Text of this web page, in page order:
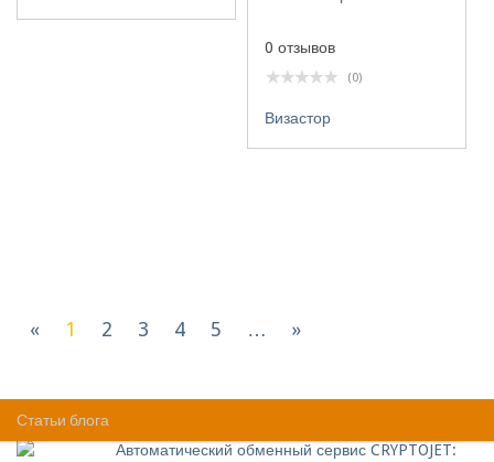
0 отзывов
(0)
Визастор
« 1 2 3 4 5 … »
Статьи блога
Автоматический обменный сервис CRYPTOJET: